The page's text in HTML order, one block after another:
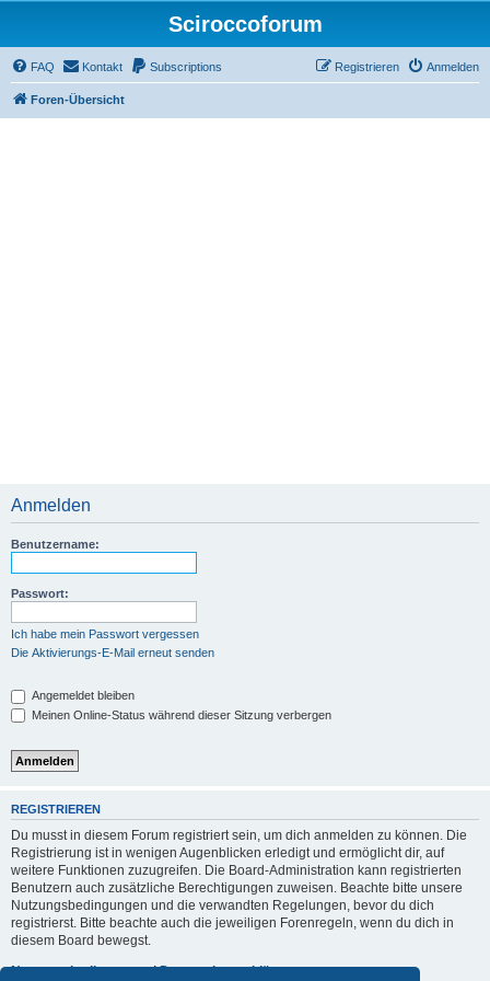
Sciroccoforum
FAQ Kontakt Subscriptions Anmelden
Registrieren
Foren-Übersicht
Anmelden
Benutzername:
Passwort:
Ich habe mein Passwort vergessen
Die Aktivierungs-E-Mail erneut senden
Angemeldet bleiben
Meinen Online-Status während dieser Sitzung verbergen
REGISTRIEREN
Du musst in diesem Forum registriert sein, um dich anmelden zu können. Die
Registrierung ist in wenigen Augenblicken erledigt und ermöglicht dir, auf
weitere Funktionen zuzugreifen. Die Board-Administration kann registrierten
Benutzern auch zusätzliche Berechtigungen zuweisen. Beachte bitte unsere
Nutzungsbedingungen und die verwandten Regelungen, bevor du dich
registrierst. Bitte beachte auch die jeweiligen Forenregeln, wenn du dich in
diesem Board bewegst.
Nutzungsbedingungen|Datenschutzerklärung